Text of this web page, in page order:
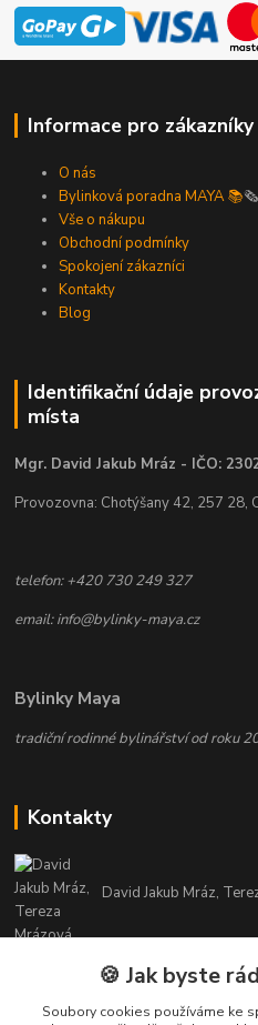
Informace pro zákazníky
O nás
Bylinková poradna MAYA 📚🗞️
Vše o nákupu
Obchodní podmínky
Spokojení zákazníci
Kontakty
Blog
Identifikační údaje
místa
Mgr. David Jakub Mráz - IČO:
Provozovna: Chotýšany 42, 257 28,
telefon: +420 730 249 327
email: info@bylinky-maya.cz
Bylinky Maya
tradiční rodinné bylinářství od roku
Kontakty
David Jakub Mráz,
info@bylinky-maya.cz
🍪 Jak byste
Soubory cookies používáme ke